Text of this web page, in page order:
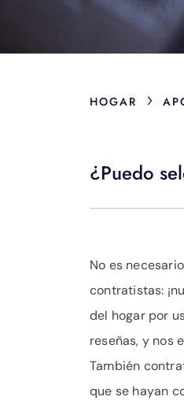
HOGAR ›
¿Puedo
No es
contratistas:
del hogar por
reseñas, y nos
También
que se hayan